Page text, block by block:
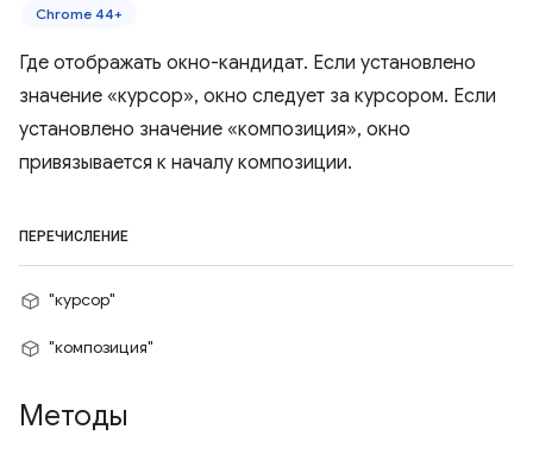
Chrome 44+
Где отображать окно-кандидат. Если установлено
значение «курсор», окно следует за курсором. Если
установлено значение «композиция», окно
привязывается к началу композиции.
ПЕРЕЧИСЛЕНИЕ
"курсор"
"композиция"
Методы